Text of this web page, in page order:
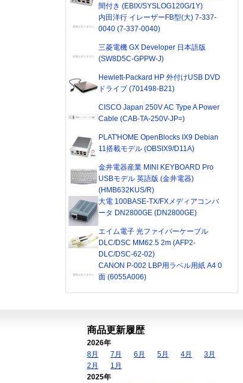
間付き (EBIX/SYSLOG120G/1Y)
内田洋行 イレーザーFB型(大) 7-337-
0040 (7-337-0040)
三菱電機 GX Developer 日本語版
(SW8D5C-GPPW-J)
Hewlett-Packard HP 外付けUSB DVD
ドライブ (701498-B21)
CISCO Japan 250V AC Type A Power
Cable (CAB-TA-250V-JP=)
PLAT'HOME OpenBlocks IX9 Debian
11搭載モデル (OBSIX9/D11A)
金井電器産業 MINI KEYBOARD Pro
USBモデル 英語版 (金井電器)
(HMB632KUS/R)
大電 100BASE-TX/FXメディアコンバ
ータ DN2800GE (DN2800GE)
エイム電子 光ファイバーケーブル
DLC/DSC MM62.5 2m (AFP2-
DLC/DSC-62-02)
CANON P-002 LBP用ラベル用紙 A4 0
面 (6055A006)
商品更新履歴
2026年
8月
7月 6月 5月 4月
3月
2月
1月
2025年